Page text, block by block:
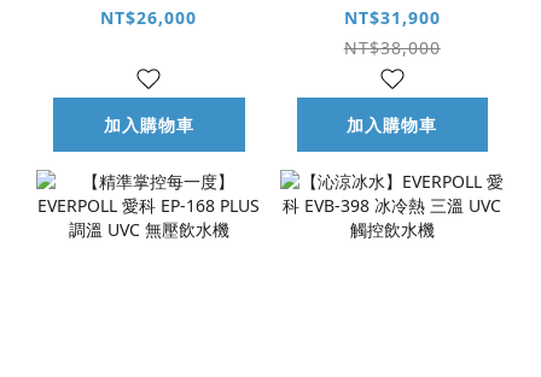
EP-166 mini 雙溫
4000 4 合 1 淨水組
NT$26,000
加入購物車
HPURE-15G 淨熱一
體觸控式熱飲機
NT$31,900
NT$38,000
加入購物車